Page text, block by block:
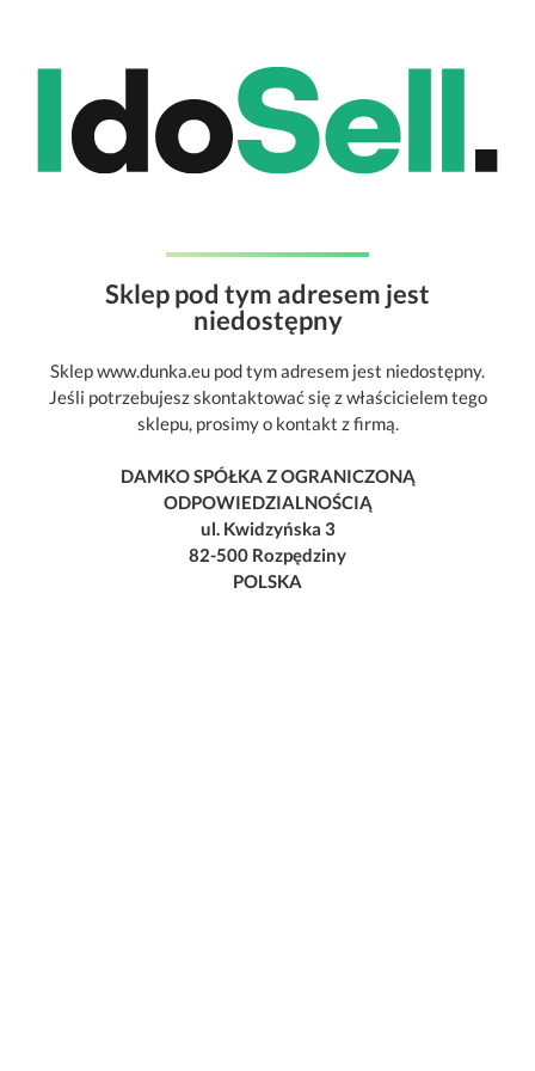
Sklep pod tym adresem jest
niedostępny
Sklep www.dunka.eu pod tym adresem jest niedostępny.
Jeśli potrzebujesz skontaktować się z właścicielem tego
sklepu, prosimy o kontakt z firmą.
DAMKO SPÓŁKA Z OGRANICZONĄ
ODPOWIEDZIALNOŚCIĄ
ul. Kwidzyńska 3
82-500 Rozpędziny
POLSKA